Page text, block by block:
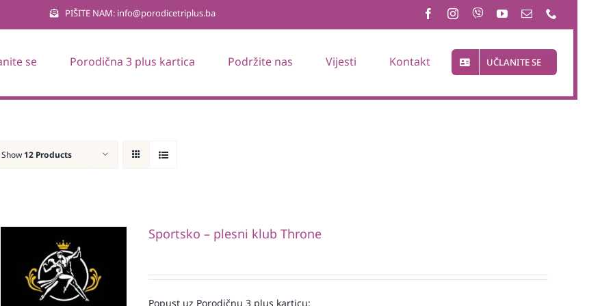
PIŠITE NAM: info@porodicetriplus.ba
se Porodična 3 plus kartica Podržite nas Vijesti Kontakt UČLANITE SE
Show 12 Products
Sportsko – plesni klub Throne
Popust uz Porodičnu 3 plus karticu: